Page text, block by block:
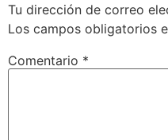
Tu dirección de correo
Los campos obligatorios
Comentario *